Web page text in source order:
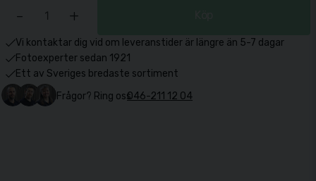
- +
Vi kontaktar dig vid om leveranstider är längre än 5-7 dagar
Fotoexperter sedan 1921
Ett av Sveriges bredaste sortiment
Frågor? Ring oss046-211 12 04